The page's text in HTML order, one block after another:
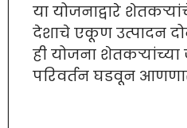
या योजनाद्वारे
देशाचे एकूण उत्पादन
ही योजना
परिवर्तन घडवून